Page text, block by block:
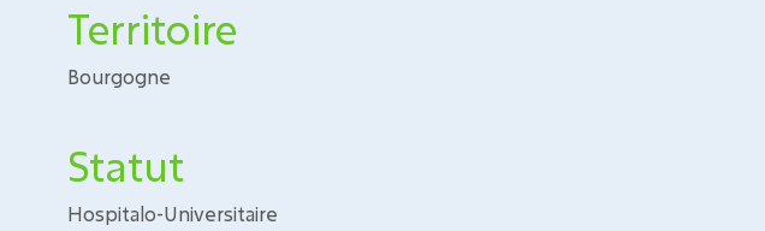
Territoire
Bourgogne
Statut
Hospitalo-Universitaire